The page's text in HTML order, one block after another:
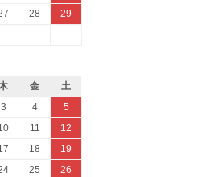
28
29
金
土
3 4
5
11
12
18
19
25
26